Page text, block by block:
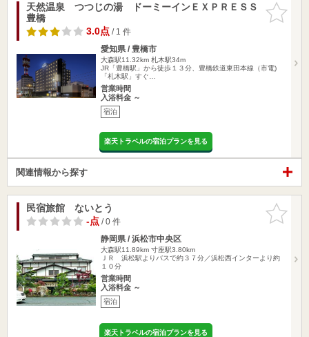
お気に入
りに追加
天然温泉 つつじの湯 ドーミーインＥＸＰＲＥＳＳ
豊橋
3.0点/ 1 件
愛知県 / 豊橋市
大森駅11.32km 札木駅34m
JR「豊橋駅」から徒歩１３分、豊橋鉄道東田本線（市電)
「札木駅」すぐ…
営業時間
入浴料金 ～
宿泊
楽天トラベルの宿泊プランを見る
関連情報から探す
お気に入
りに追加
民宿旅館 ないとう
-点/ 0 件
静岡県 / 浜松市中央区
大森駅11.89km 寸座駅3.80km
ＪＲ 浜松駅よりバスで約３７分／浜松西インターより約
１０分
営業時間
入浴料金 ～
宿泊
楽天トラベルの宿泊プランを見る